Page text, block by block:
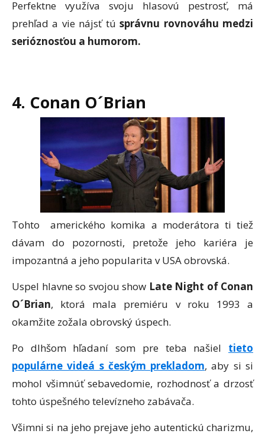
Perfektne využíva svoju hlasovú pestrosť, má
prehľad a vie nájsť túsprávnu rovnováhu medzi
serióznosťou a humorom.
4. Conan O´Brian
Tohto amerického komika a moderátora ti tiež
dávam do pozornosti, pretože jeho kariéra je
impozantná a jeho popularita v USA obrovská.
Uspel hlavne so svojou show Late Night of Conan
O´Brian, ktorá mala premiéru v roku 1993 a
okamžite zožala obrovský úspech.
Po dlhšom hľadaní som pre teba našiel tieto
populárne videá s českým prekladom, aby si si
mohol všimnúť sebavedomie, rozhodnosť a drzosť
tohto úspešného televízneho zabávača.
Všimni si na jeho prejave jeho autentickú charizmu,